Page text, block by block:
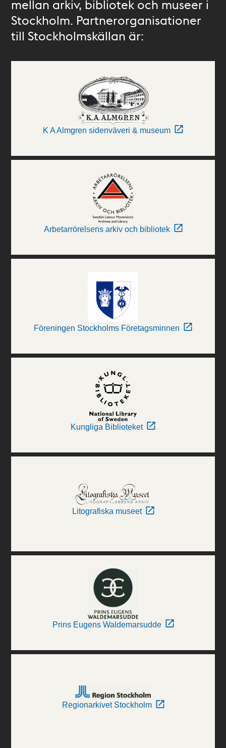
mellan arkiv, bibliotek och museer i
Stockholm. Partnerorganisationer
till Stockholmskällan är:
K A Almgren sidenväveri & museum
Arbetarrörelsens arkiv och bibliotek
Föreningen Stockholms Företagsminnen
Kungliga Biblioteket
Litografiska museet
Prins Eugens Waldemarsudde
Regionarkivet Stockholm